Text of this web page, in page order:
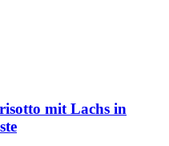
mit Lachs in